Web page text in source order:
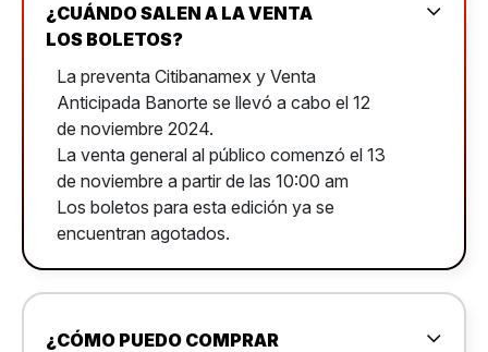
¿CUÁNDO SALEN A LA VENTA
LOS BOLETOS?
La preventa Citibanamex y Venta
Anticipada Banorte se llevó a cabo el 12
de noviembre 2024.
La venta general al público comenzó el 13
de noviembre a partir de las 10:00 am
Los boletos para esta edición ya se
encuentran agotados.
¿CÓMO PUEDO COMPRAR